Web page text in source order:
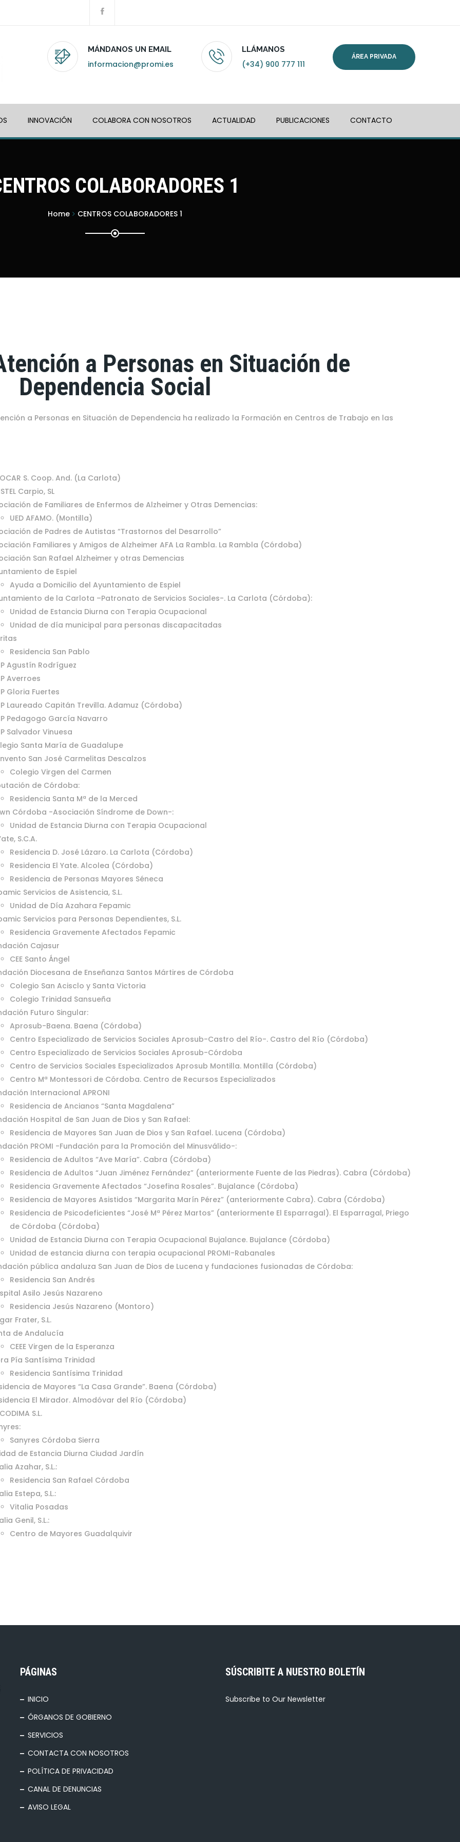
MÁNDANOS UN EMAIL
informacion@promi.es
LLÁMANOS
(+34) 900 777 111
ÁREA PRIVADA
INNOVACIÓN COLABORA CON NOSOTROS ACTUALIDAD PUBLICACIONES CONTACTO
COLABORADORES 1
Home CENTROS COLABORADORES 1
a Personas en Situación de
Dependencia Social
a Personas en Situación de Dependencia ha realizado la Formación en Centros de Trabajo en las
S. Coop. And. (La Carlota)
Carpio, SL
de Familiares de Enfermos de Alzheimer y Otras Demencias:
UED AFAMO. (Montilla)
de Padres de Autistas “Trastornos del Desarrollo”
Familiares y Amigos de Alzheimer AFA La Rambla. La Rambla (Córdoba)
San Rafael Alzheimer y otras Demencias
de Espiel
Ayuda a Domicilio del Ayuntamiento de Espiel
de la Carlota –Patronato de Servicios Sociales-. La Carlota (Córdoba):
Unidad de Estancia Diurna con Terapia Ocupacional
Unidad de día municipal para personas discapacitadas
Residencia San Pablo
Agustín Rodríguez
Averroes
Gloria Fuertes
Laureado Capitán Trevilla. Adamuz (Córdoba)
Pedagogo García Navarro
Salvador Vinuesa
Santa María de Guadalupe
San José Carmelitas Descalzos
Colegio Virgen del Carmen
de Córdoba:
Residencia Santa Mª de la Merced
Córdoba -Asociación Síndrome de Down-:
Unidad de Estancia Diurna con Terapia Ocupacional
S.C.A.
Residencia D. José Lázaro. La Carlota (Córdoba)
Residencia El Yate. Alcolea (Córdoba)
Residencia de Personas Mayores Séneca
Servicios de Asistencia, S.L.
Unidad de Día Azahara Fepamic
Servicios para Personas Dependientes, S.L.
Residencia Gravemente Afectados Fepamic
Cajasur
CEE Santo Ángel
Diocesana de Enseñanza Santos Mártires de Córdoba
Colegio San Acisclo y Santa Victoria
Colegio Trinidad Sansueña
Futuro Singular:
Aprosub-Baena. Baena (Córdoba)
Centro Especializado de Servicios Sociales Aprosub-Castro del Río-. Castro del Río (Córdoba)
Centro Especializado de Servicios Sociales Aprosub-Córdoba
Centro de Servicios Sociales Especializados Aprosub Montilla. Montilla (Córdoba)
Centro Mª Montessori de Córdoba. Centro de Recursos Especializados
Internacional APRONI
Residencia de Ancianos “Santa Magdalena”
Hospital de San Juan de Dios y San Rafael:
Residencia de Mayores San Juan de Dios y San Rafael. Lucena (Córdoba)
PROMI -Fundación para la Promoción del Minusválido-:
Residencia de Adultos “Ave María”. Cabra (Córdoba)
Residencia de Adultos “Juan Jiménez Fernández” (anteriormente Fuente de las Piedras). Cabra (Córdoba)
Residencia Gravemente Afectados “Josefina Rosales”. Bujalance (Córdoba)
Residencia de Mayores Asistidos “Margarita Marín Pérez” (anteriormente Cabra). Cabra (Córdoba)
Residencia de Psicodeficientes “José Mª Pérez Martos” (anteriormente El Esparragal). El Esparragal, Priego
de Córdoba (Córdoba)
Unidad de Estancia Diurna con Terapia Ocupacional Bujalance. Bujalance (Córdoba)
Unidad de estancia diurna con terapia ocupacional PROMI-Rabanales
pública andaluza San Juan de Dios de Lucena y fundaciones fusionadas de Córdoba:
Residencia San Andrés
Asilo Jesús Nazareno
Residencia Jesús Nazareno (Montoro)
Frater, S.L.
de Andalucía
CEEE Virgen de la Esperanza
Pía Santísima Trinidad
Residencia Santísima Trinidad
de Mayores “La Casa Grande”. Baena (Córdoba)
El Mirador. Almodóvar del Río (Córdoba)
S.L.
Sanyres Córdoba Sierra
de Estancia Diurna Ciudad Jardín
Azahar, S.L.:
Residencia San Rafael Córdoba
Estepa, S.L.:
Vitalia Posadas
Genil, S.L.:
Centro de Mayores Guadalquivir
PÁGINAS
INICIO
ÓRGANOS DE GOBIERNO
SERVICIOS
CONTACTA CON NOSOTROS
POLÍTICA DE PRIVACIDAD
CANAL DE DENUNCIAS
AVISO LEGAL
SÚSCRIBITE A NUESTRO BOLETÍN
Subscribe to Our Newsletter